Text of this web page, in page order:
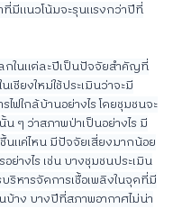
มีแนวโน้มจะรุนแรงกว่าปีที่
กในแต่ละปีเป็นปัจจัยสำคัญที่
ชียงใหม่ใช้ประเมินว่าจะมี
ไฟใกล้บ้านอย่างไร โดยชุมชนจะ
น ๆ ว่าสภาพป่าเป็นอย่างไร มี
นแค่ไหน มีปัจจัยเสี่ยงมากน้อย
อย่างไร เช่น บางชุมชนประเมิน
ริหารจัดการเชื้อเพลิงในจุดที่มี
บ้าง บางปีที่สภาพอากาศไม่น่า